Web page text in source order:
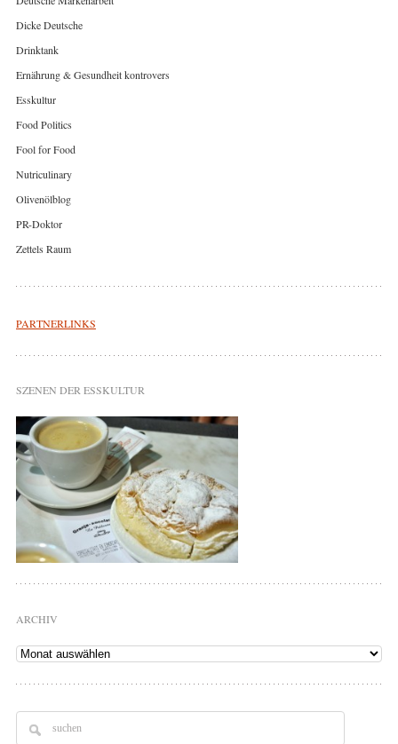
Dicke Deutsche
Drinktank
Ernährung & Gesundheit kontrovers
Esskultur
Food Politics
Fool for Food
Nutriculinary
Olivenölblog
PR-Doktor
Zettels Raum
PARTNERLINKS
SZENEN DER ESSKULTUR
ARCHIV
Archiv